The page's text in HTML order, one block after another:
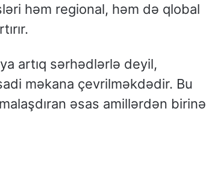
həm regional, həm də qlobal
artıq sərhədlərlə deyil,
məkana çevrilməkdədir. Bu
əsas amillərdən birinə